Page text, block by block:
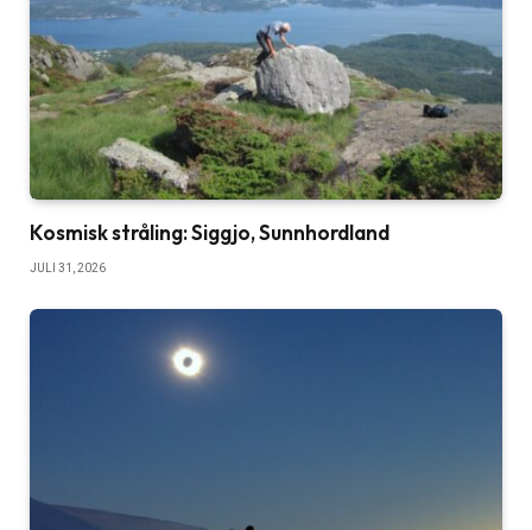
Kosmisk stråling: Siggjo, Sunnhordland
JULI 31, 2026